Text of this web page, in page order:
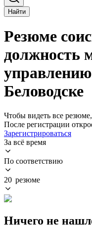
Найти
Резюме
должность
Беловодске
Чтобы видеть все
После регистрации
Зарегистрироваться
За всё время
По соответствию
20 резюме
Ничего не